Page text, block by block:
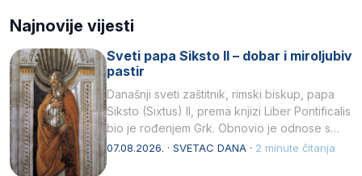
Najnovije vijesti
Sveti papa Siksto II – dobar i miroljubiv
pastir
Današnji sveti zaštitnik, rimski biskup, papa
Siksto (Sixtus) II, prema knjizi Liber Pontificalis
bio je rođenjem Grk. Obnovio je odnose s
afričkim…
07.08.2026. · SVETAC DANA · 2 minute čitanja